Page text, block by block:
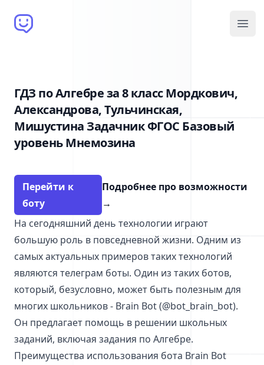
Brain Bot
ГДЗ по Алгебре за 8 класс Мордкович,
Александрова, Тульчинская,
Мишустина Задачник ФГОС Базовый
уровень Мнемозина
Перейти к
боту
Подробнее про возможности
→
На сегодняшний день технологии играют
большую роль в повседневной жизни. Одним из
самых актуальных примеров таких технологий
являются телеграм боты. Один из таких ботов,
который, безусловно, может быть полезным для
многих школьников - Brain Bot (@bot_brain_bot).
Он предлагает помощь в решении школьных
заданий, включая задания по Алгебре.
Преимущества использования бота Brain Bot